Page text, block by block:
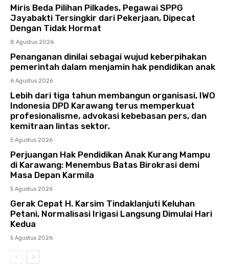
Miris Beda Pilihan Pilkades, Pegawai SPPG
Jayabakti Tersingkir dari Pekerjaan, Dipecat
Dengan Tidak Hormat
8 Agustus 2026
Penanganan dinilai sebagai wujud keberpihakan
pemerintah dalam menjamin hak pendidikan anak
6 Agustus 2026
Lebih dari tiga tahun membangun organisasi, IWO
Indonesia DPD Karawang terus memperkuat
profesionalisme, advokasi kebebasan pers, dan
kemitraan lintas sektor.
5 Agustus 2026
Perjuangan Hak Pendidikan Anak Kurang Mampu
di Karawang: Menembus Batas Birokrasi demi
Masa Depan Karmila
5 Agustus 2026
Gerak Cepat H. Karsim Tindaklanjuti Keluhan
Petani, Normalisasi Irigasi Langsung Dimulai Hari
Kedua
5 Agustus 2026